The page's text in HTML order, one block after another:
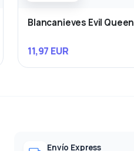
Blancanieves Evil Queen
11,97 EUR
Envío Express